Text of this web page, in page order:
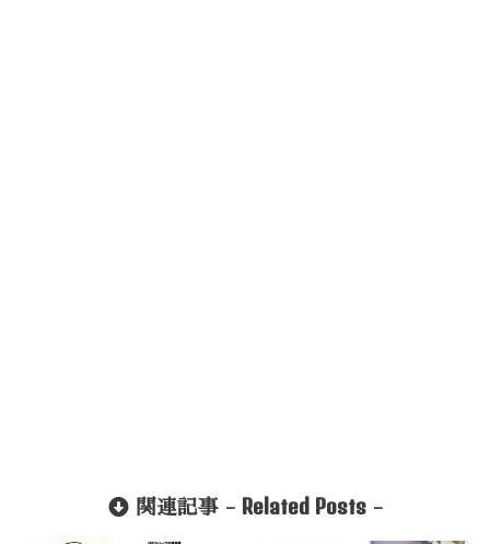
関連記事 - Related Posts-